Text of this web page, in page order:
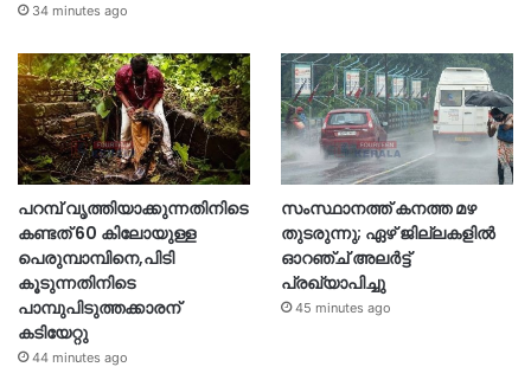
34 minutes ago
പറമ്പ് വൃത്തിയാക്കുന്നതിനിടെ
കണ്ടത് 60 കിലോയുള്ള
പെരുമ്പാമ്പിനെ,പിടി
കൂടുന്നതിനിടെ
പാമ്പുപിടുത്തക്കാരന്
കടിയേറ്റു
44 minutes ago
സംസ്ഥാനത്ത് കനത്ത മഴ
തുടരുന്നു; ഏഴ് ജില്ലകളിൽ
ഓറഞ്ച് അലർട്ട്
പ്രഖ്യാപിച്ചു
45 minutes ago